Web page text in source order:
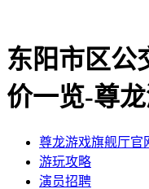
东阳市区公
价一览-尊
尊龙游戏旗舰厅官
​游玩攻略
​演员招聘